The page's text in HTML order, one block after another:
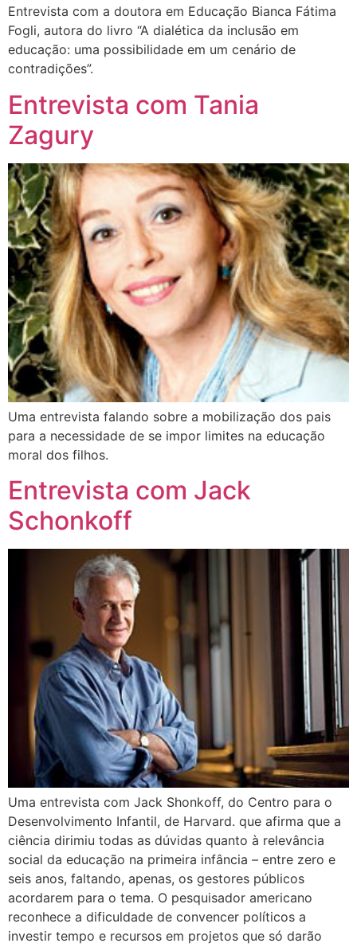
Entrevista com a doutora em Educação Bianca Fátima
Fogli, autora do livro “A dialética da inclusão em
educação: uma possibilidade em um cenário de
contradições”.
Entrevista com Tania
Zagury
Uma entrevista falando sobre a mobilização dos pais
para a necessidade de se impor limites na educação
moral dos filhos.
Entrevista com Jack
Schonkoff
Uma entrevista com Jack Shonkoff, do Centro para o
Desenvolvimento Infantil, de Harvard. que afirma que a
ciência dirimiu todas as dúvidas quanto à relevância
social da educação na primeira infância – entre zero e
seis anos, faltando, apenas, os gestores públicos
acordarem para o tema. O pesquisador americano
reconhece a dificuldade de convencer políticos a
investir tempo e recursos em projetos que só darão